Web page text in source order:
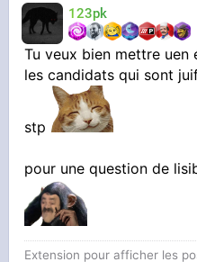
123pk
Tu veux bien mettre
les candidats qui sont
stp
pour une question de
Extension pour afficher les